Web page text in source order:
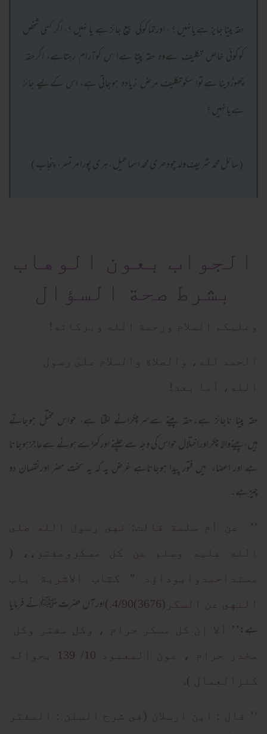
حقہ پینا جایز ہےیانہیں ؟ ، اورتماکوکی بیع جائز ہے یا نہیں ؟، اگر کسی شخص
کوکوئی خاص تکلیف ہےوہ حقہ پیتا ہےا س کوآرام رہتاہے، اگرحقہ
چھوڑدینا ہےتوا سکوتکلیف مرض زیادہ ہوجاتی ہے، اس کےلیے جائز
ہےیا نہیں ؟
(سائل محمد شریف ولد چودھری محمد اسماعیل ،ہری پورا مرتسر،پنجاب )
الجواب بعون الوهاب
بشرط صحة السؤال
وعلیکم السلام ورحمة الله وبرکاته!
الحمد لله، والصلاة والسلام علىٰ رسول
الله، أما بعد!
حقہ پینا ناجائز ہے۔حقہ پینے سےسرچکرانے لگتا ہے، حواس مختل ہوجاتے
ہیں،پینےوالا چکر اوراختلال حواس کی وجہ سے چلنے اورکھڑے ہونے سےعاجزہوجاتا
ہے اور اعضاء میں فتور پیدا ہوجاتاہے غرض یہ کہ یہ سخت مضر اورنقصان دو
چیزہے۔
’’ عن أم سلمة قالت: نهى رسول الله صلى
الله عليه وسلم عن كل مسكرومفتر،، (
مسنداحمدوابوداؤد " كتاب الاشربة باب
النهى عن السكر(3676)4/90.)
اور آں حضرت ﷺ نے فرمایا
ہے: ’’ ألا إن كل مسكر حرام ، وكل مفتر وكل
مخدر حرام ، عون المعبود 10/ 139 بحواله
كنزالعمال ).
’’ قال : ابن ارسلان (فى شرح السنن : المفتر